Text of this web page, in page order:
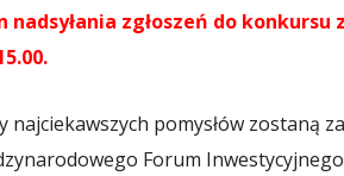
nadsyłania zgłoszeń do konkursu
najciekawszych pomysłów zostaną
Forum